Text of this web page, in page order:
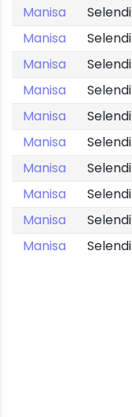
Manisa
Selendi
Manisa
Selendi
Manisa
Selendi
Manisa
Selendi
Manisa
Selendi
Manisa
Selendi
Manisa
Selendi
Manisa
Selendi
Manisa
Selendi
Manisa
Selendi